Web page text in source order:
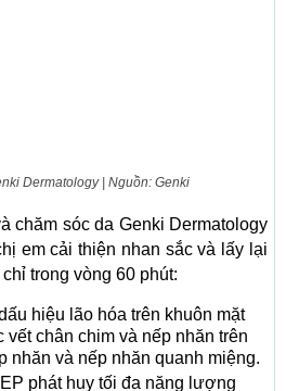
Dermatology | Nguồn: Genki
chăm sóc da Genki Dermatology
em cải thiện nhan sắc và lấy lại
trong vòng 60 phút:
hiệu lão hóa trên khuôn mặt
vết chân chim và nếp nhăn trên
nhăn và nếp nhăn quanh miệng.
phát huy tối đa năng lượng